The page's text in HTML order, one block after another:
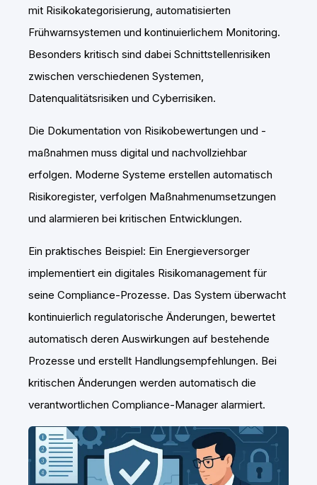
mit Risikokategorisierung, automatisierten
Frühwarnsystemen und kontinuierlichem Monitoring.
Besonders kritisch sind dabei Schnittstellenrisiken
zwischen verschiedenen Systemen,
Datenqualitätsrisiken und Cyberrisiken.
Die Dokumentation von Risikobewertungen und -
maßnahmen muss digital und nachvollziehbar
erfolgen. Moderne Systeme erstellen automatisch
Risikoregister, verfolgen Maßnahmenumsetzungen
und alarmieren bei kritischen Entwicklungen.
Ein praktisches Beispiel: Ein Energieversorger
implementiert ein digitales Risikomanagement für
seine Compliance-Prozesse. Das System überwacht
kontinuierlich regulatorische Änderungen, bewertet
automatisch deren Auswirkungen auf bestehende
Prozesse und erstellt Handlungsempfehlungen. Bei
kritischen Änderungen werden automatisch die
verantwortlichen Compliance-Manager alarmiert.